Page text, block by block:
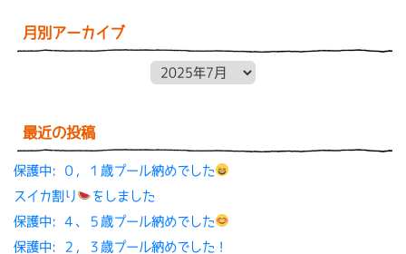
月別アーカイブ
最近の投稿
保護中: ０，１歳プール納めでした
スイカ割り
をしました
保護中: ４、５歳プール納めでした
保護中: ２，３歳プール納めでした！